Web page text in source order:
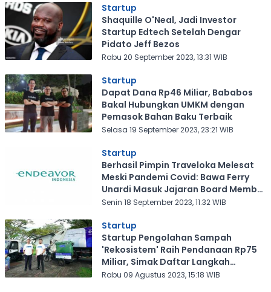
Startup
Shaquille O'Neal, Jadi Investor
Startup Edtech Setelah Dengar
Pidato Jeff Bezos
Rabu 20 September 2023, 13:31 WIB
Startup
Dapat Dana Rp46 Miliar, Bababos
Bakal Hubungkan UMKM dengan
Pemasok Bahan Baku Terbaik
Selasa 19 September 2023, 23:21 WIB
Startup
Berhasil Pimpin Traveloka Melesat
Meski Pandemi Covid: Bawa Ferry
Unardi Masuk Jajaran Board Member
Endeavor Indonesia
Senin 18 September 2023, 11:32 WIB
Startup
Startup Pengolahan Sampah
'Rekosistem' Raih Pendanaan Rp75
Miliar, Simak Daftar Langkah
Strategis Mereka
Rabu 09 Agustus 2023, 15:18 WIB